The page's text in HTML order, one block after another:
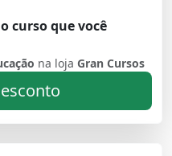
curso que você
na loja Gran Cursos